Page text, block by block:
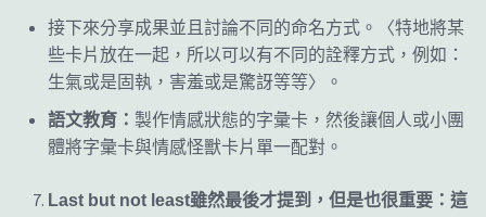
接下來分享成果並且討論不同的命名方式。〈特地將某
些卡片放在一起，所以可以有不同的詮釋方式，例如：
生氣或是固執，害羞或是驚訝等等〉。
語文教育： 製作情感狀態的字彙卡，然後讓個人或小團
體將字彙卡與情感怪獸卡片單一配對。
Last but not least雖然最後才提到，但是也很重要：這